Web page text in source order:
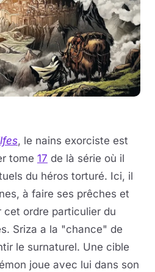
, le nains exorciste est
tome 17 de là série où il
du héros torturé. Ici, il
à faire ses prêches et
cet ordre particulier du
Sriza a la "chance" de
le surnaturel. Une cible
joue avec lui dans son